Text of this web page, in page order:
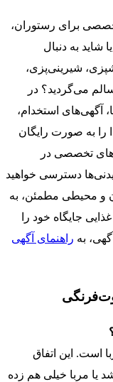
برای رستوران،
به دنبال
شیرینی‌پزی،
می‌گردید؟ در
آگهی‌های استخدام،
به صورت رایگان
تخصصی در
دسترسی خواهید
و محیطی مطمئن، به
جایگاه خود را
به راهنمای آگهی
است. این اتفاق
یا مربا خیلی هم زده